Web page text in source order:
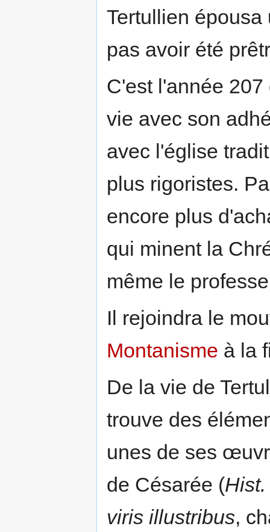
Tertullien
pas avoir été
C'est l'année
vie avec son
avec l'église
plus rigoristes.
encore plus
qui minent la
même le
Il rejoindra le
Montanisme à la
De la vie de
trouve des
unes de ses
de Césarée (
viris illustribus,